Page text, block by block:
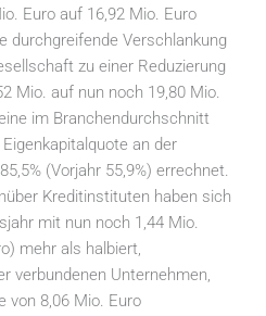
Euro auf 16,92 Mio. Euro
durchgreifende Verschlankung
zu einer Reduzierung
Mio. auf nun noch 19,80 Mio.
im Branchendurchschnitt
an der
(Vorjahr 55,9%) errechnet.
Kreditinstituten haben sich
mit nun noch 1,44 Mio.
mehr als halbiert,
verbundenen Unternehmen,
von 8,06 Mio. Euro